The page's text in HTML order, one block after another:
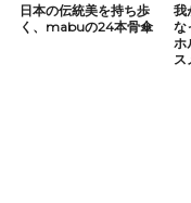
日本の伝統美を持ち歩
く、mabuの24本骨傘
我
な
ホ
ス